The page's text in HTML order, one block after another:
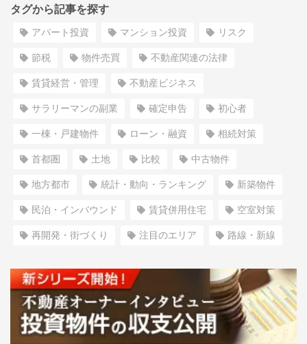
タグから記事を探す
アパート投資 マンション投資 リスク
節税 物件売買 不動産関連の法律
賃貸経営・管理 不動産ビジネス
サラリーマンの副業 確定申告 初心者
一棟・戸建物件 ローン・融資 相続対策
首都圏 土地 比較 中古物件
地方都市 統計・動向・ランキング 新築物件
民泊・インバウンド 賃貸併用住宅 空室対策
再開発・街づくり 注目のエリア 路線・新線